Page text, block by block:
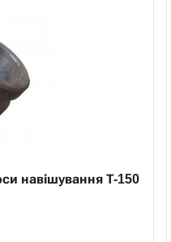
навішування Т-150